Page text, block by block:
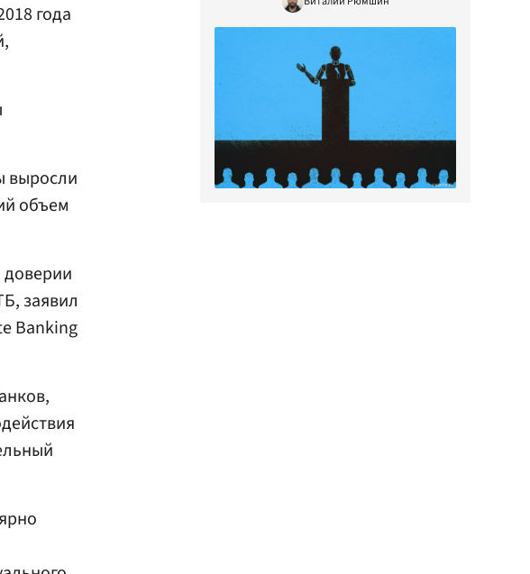
года
выросли
объем
заявил
Banking